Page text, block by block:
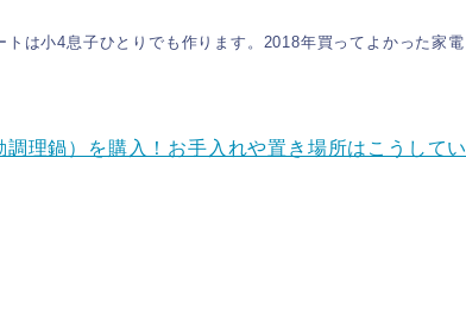
は小4息子ひとりでも作ります。 2018年買ってよかった家電
理鍋）を購入！お手入れや置き場所はこうしてい